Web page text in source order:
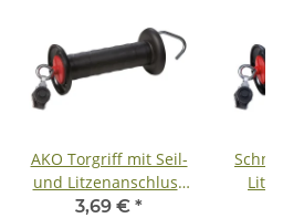
AKO Torgriff mit Seil-
und Litzenanschluss
Torgriff für Seil und
3,69 € *